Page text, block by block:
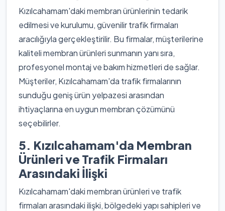
Kızılcahamam'daki membran ürünlerinin tedarik
edilmesi ve kurulumu, güvenilir trafik firmaları
aracılığıyla gerçekleştirilir. Bu firmalar, müşterilerine
kaliteli membran ürünleri sunmanın yanı sıra,
profesyonel montaj ve bakım hizmetleri de sağlar.
Müşteriler, Kızılcahamam'da trafik firmalarının
sunduğu geniş ürün yelpazesi arasından
ihtiyaçlarına en uygun membran çözümünü
seçebilirler.
5. Kızılcahamam'da Membran
Ürünleri ve Trafik Firmaları
Arasındaki İlişki
Kızılcahamam'daki membran ürünleri ve trafik
firmaları arasındaki ilişki, bölgedeki yapı sahipleri ve